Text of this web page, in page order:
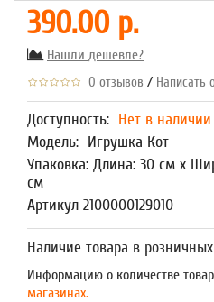
390.00 р.
Нашли дешевле?
0 отзывов / Написать
Доступность: Нет в наличии
Модель: Игрушка Кот
Упаковка: Длина: 30 см x
см
Артикул 2100000129010
Наличие товара в
Информацию о количестве
магазинах.